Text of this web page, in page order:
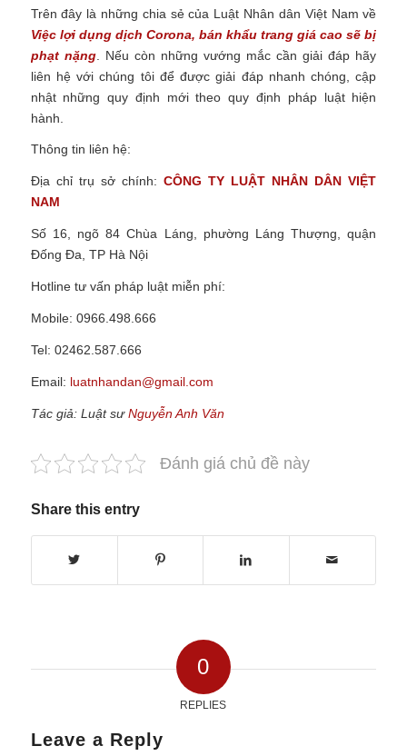
Trên đây là những chia sẻ của Luật Nhân dân Việt Nam về
Việc lợi dụng dịch Corona, bán khẩu trang giá cao sẽ bị
phạt nặng.
Nếu còn những vướng mắc cần giải đáp hãy
liên hệ với chúng tôi để được giải đáp nhanh chóng, cập
nhật những quy định mới theo quy định pháp luật hiện
hành.
Thông tin liên hệ:
Địa chỉ trụ sở chính: CÔNG TY LUẬT NHÂN DÂN VIỆT
NAM
Số 16, ngõ 84 Chùa Láng, phường Láng Thượng, quận
Đống Đa, TP Hà Nội
Hotline tư vấn pháp luật miễn phí:
Mobile: 0966.498.666
Tel: 02462.587.666
Email: luatnhandan@gmail.com
Tác giả: Luật sưNguyễn Anh Văn
Đánh giá chủ đề này
Share this entry
0
REPLIES
Leave a Reply